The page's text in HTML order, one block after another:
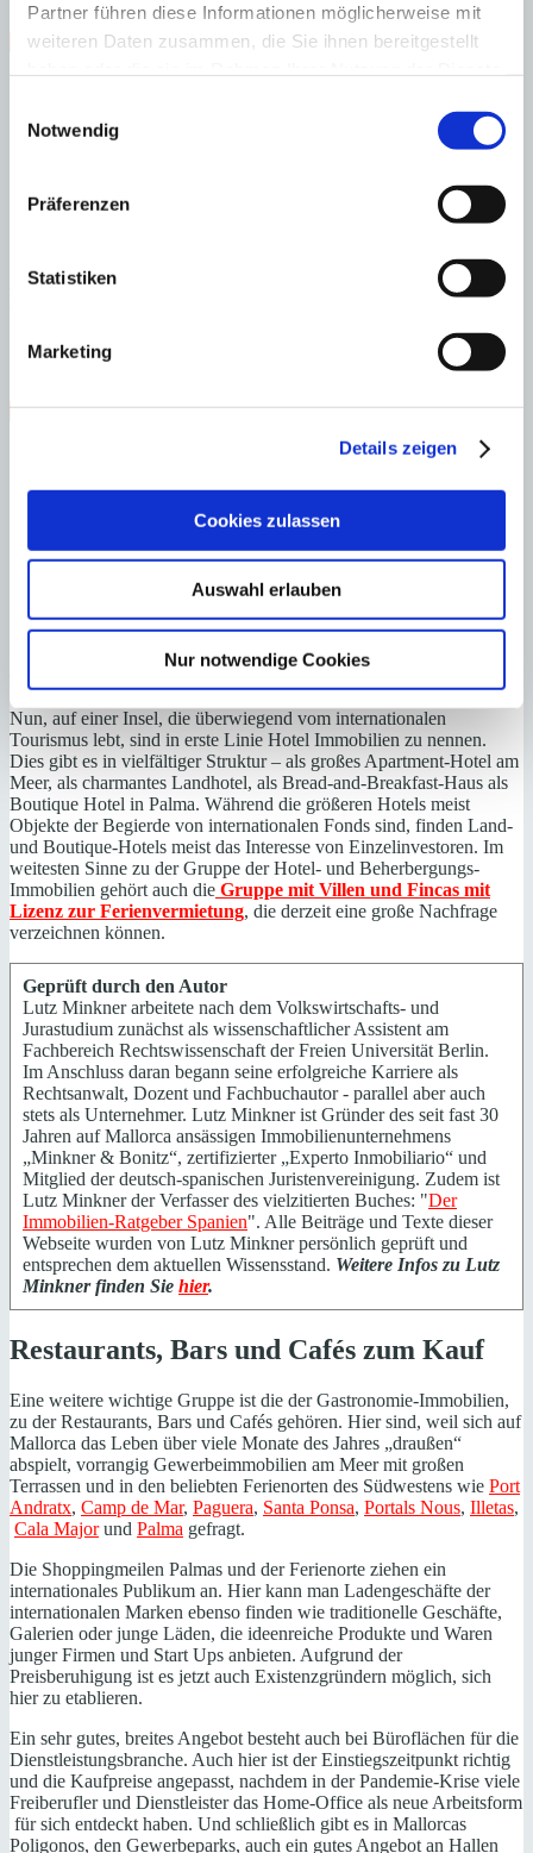
Partner führen diese Informationen möglicherweise mit
weiteren Daten zusammen, die Sie ihnen bereitgestellt
Notwendig
Präferenzen
Statistiken
Marketing
Details zeigen
Cookies zulassen
Auswahl erlauben
Nur notwendige Cookies
Ref:20809
Immobilie anzeigen
Bebaute
Fläche 670 m²
Port AndratxLuxusvilla mit fantastischem Meer- und Hafenblick zum
Preis:
13.900.000
Immobilie anzeigen
Fläche 1.275 m² Heizung Fußbodenheizung Baujahr 2022
Welche Gewerbeimmobilien auf Mallorca
sind besonders gefragt?
Hotel Mallorca kaufen - Lukrative
Nun, auf einer Insel, die überwiegend vom internationalen
Tourismus lebt, sind in erste Linie Hotel Immobilien zu nennen.
Dies gibt es in vielfältiger Struktur – als großes Apartment-Hotel am
Meer, als charmantes Landhotel, als Bread-and-Breakfast-Haus als
Boutique Hotel in Palma. Während die größeren Hotels meist
Objekte der Begierde von internationalen Fonds sind, finden Land-
und Boutique-Hotels meist das Interesse von Einzelinvestoren. Im
weitesten Sinne zu der Gruppe der Hotel- und Beherbergungs-
Immobilien gehört auch die Gruppe mit Villen und Fincas mit
Lizenz zur Ferienvermietung, die derzeit eine große Nachfrage
verzeichnen können.
Geprüft durch den Autor
Lutz Minkner arbeitete nach dem Volkswirtschafts- und
Jurastudium zunächst als wissenschaftlicher Assistent am
Fachbereich Rechtswissenschaft der Freien Universität Berlin.
Im Anschluss daran begann seine erfolgreiche Karriere als
Rechtsanwalt, Dozent und Fachbuchautor - parallel aber auch
stets als Unternehmer. Lutz Minkner ist Gründer des seit fast 30
Jahren auf Mallorca ansässigen Immobilienunternehmens
„Minkner & Bonitz“, zertifizierter „Experto Inmobiliario“ und
Mitglied der deutsch-spanischen Juristenvereinigung. Zudem ist
Lutz Minkner der Verfasser des vielzitierten Buches: "Der
Immobilien-Ratgeber Spanien". Alle Beiträge und Texte dieser
Webseite wurden von Lutz Minkner persönlich geprüft und
entsprechen dem aktuellen Wissensstand. Weitere Infos zu Lutz
Minkner finden Sie hier.
Restaurants, Bars und Cafés zum Kauf
Eine weitere wichtige Gruppe ist die der Gastronomie-Immobilien,
zu der Restaurants, Bars und Cafés gehören. Hier sind, weil sich auf
Mallorca das Leben über viele Monate des Jahres „draußen“
abspielt, vorrangig Gewerbeimmobilien am Meer mit großen
Terrassen und in den beliebten Ferienorten des Südwestens wie Port
Andratx, Camp de Mar, Paguera, Santa Ponsa, Portals Nous, Illetas,
Cala Majorund Palma gefragt.
Die Shoppingmeilen Palmas und der Ferienorte ziehen ein
internationales Publikum an. Hier kann man Ladengeschäfte der
internationalen Marken ebenso finden wie traditionelle Geschäfte,
Galerien oder junge Läden, die ideenreiche Produkte und Waren
junger Firmen und Start Ups anbieten. Aufgrund der
Preisberuhigung ist es jetzt auch Existenzgründern möglich, sich
hier zu etablieren.
Ein sehr gutes, breites Angebot besteht auch bei Büroflächen für die
Dienstleistungsbranche. Auch hier ist der Einstiegszeitpunkt richtig
und die Kaufpreise angepasst, nachdem in der Pandemie-Krise viele
Freiberufler und Dienstleister das Home-Office als neue Arbeitsform
für sich entdeckt haben. Und schließlich gibt es in Mallorcas
Poligonos, den Gewerbeparks, auch ein gutes Angebot an Hallen